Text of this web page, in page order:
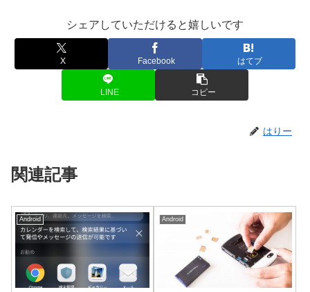
シェアしていただけると嬉しいです
X Facebook はてブ
LINE コピー
はりー
関連記事
Android Android